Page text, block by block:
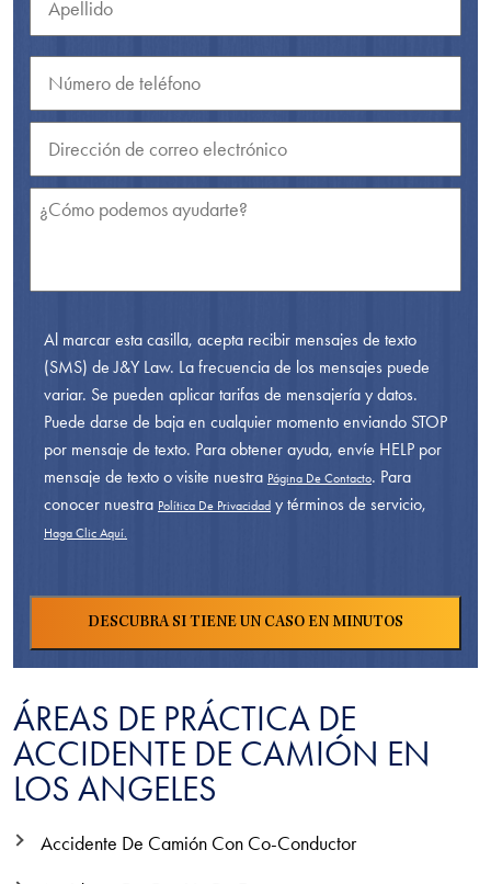
Al marcar esta casilla, acepta recibir mensajes de texto
(SMS) de J&Y Law. La frecuencia de los mensajes puede
variar. Se pueden aplicar tarifas de mensajería y datos.
Puede darse de baja en cualquier momento enviando STOP
por mensaje de texto. Para obtener ayuda, envíe HELP por
mensaje de texto o visite nuestra Página De Contacto. Para
conocer nuestra Política De Privacidad y términos de servicio,
Haga Clic Aquí.
ÁREAS DE PRÁCTICA DE
ACCIDENTE DE CAMIÓN EN
LOS ANGELES
Accidente De Camión Con Co-Conductor